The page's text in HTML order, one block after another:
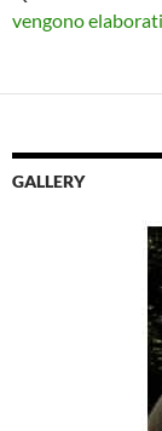
vengono
GALLERY